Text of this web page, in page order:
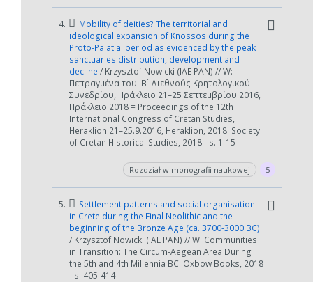
W zależności od ilości danych do przetworzenia generowanie pliku
może się wydłużyć.
4.
Mobility of deities? The territorial and
ideological expansion of Knossos during the
Proto-Palatial period as evidenced by the peak
sanctuaries distribution, development and
decline / Krzysztof Nowicki (IAE PAN) // W:
Πεπραγμένα του ΙΒ ́ Διεθνούς Κρητολογικού
Συνεδρίου, Ηράκλειο 21–25 Σεπτεμβρίου 2016,
Ηράκλειο 2018 = Proceedings of the 12th
International Congress of Cretan Studies,
Heraklion 21–25.9.2016, Heraklion, 2018: Society
of Cretan Historical Studies, 2018 - s. 1-15
Rozdział w monografii naukowej 5
5.
Settlement patterns and social organisation
in Crete during the Final Neolithic and the
beginning of the Bronze Age (ca. 3700-3000 BC)
/ Krzysztof Nowicki (IAE PAN) // W: Communities
in Transition: The Circum-Aegean Area During
the 5th and 4th Millennia BC: Oxbow Books, 2018
- s. 405-414